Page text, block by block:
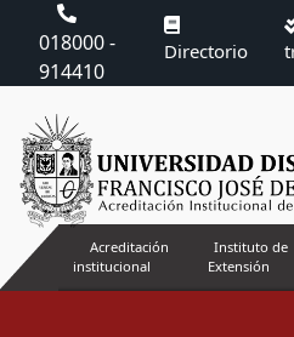
018000 -
914410
Directorio
Acreditación
institucional
Instituto de
Extensión